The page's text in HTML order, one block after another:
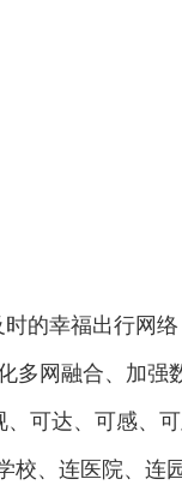
的幸福出行网
网融合、加强
可达、可感、可
校、连医院、连